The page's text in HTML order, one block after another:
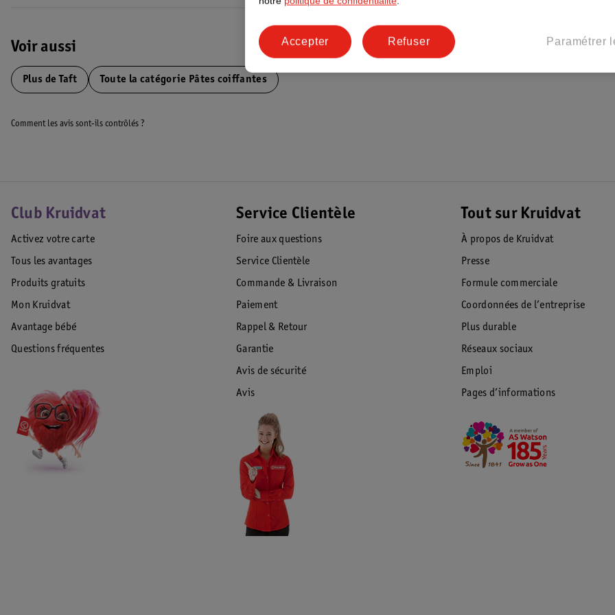
**
Code EAN :0000054022805
Voir aussi
Plus de Taft Toute la catégorie Pâtes coiffantes
Comment les avis sont-ils contrôlés ?
Club Kruidvat
Activez votre carte
Tous les avantages
Produits gratuits
Mon Kruidvat
Avantage bébé
Questions fréquentes
Service Clientèle
Foire aux questions
Service Clientèle
Commande & Livraison
Paiement
Rappel & Retour
Garantie
Avis de sécurité
Avis
Tout sur Kruidvat
À propos de Kruidvat
Presse
Formule commerciale
Coordonnées de l’entreprise
Plus durable
Réseaux sociaux
Emploi
Pages d’informations
Paramétrer
Refuser
Accepter